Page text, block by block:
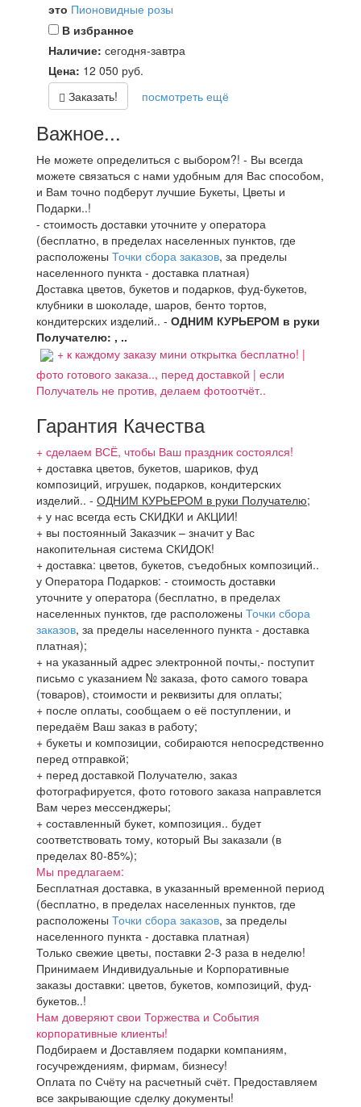
это Пионовидные розы
В избранное
Наличие: сегодня-завтра
Цена: 12 050 руб.
Заказать!
посмотреть ещё
Важное...
Не можете определиться с выбором?! - Вы всегда
можете связаться с нами удобным для Вас способом,
и Вам точно подберут лучшие Букеты, Цветы и
Подарки..!
- стоимость доставки уточните у оператора
(бесплатно, в пределах населенных пунктов, где
расположены Точки сбора заказов, за пределы
населенного пункта - доставка платная)
Доставка цветов, букетов и подарков, фуд-букетов,
клубники в шоколаде, шаров, бенто тортов,
кондитерских изделий.. - ОДНИМ КУРЬЕРОМ в руки
Получателю: , ..
+ к каждому заказу мини открытка бесплатно! |
фото готового заказа.., перед доставкой | если
Получатель не против, делаем фотоотчёт..
Гарантия Качества
+ сделаем ВСЁ, чтобы Ваш праздник состоялся!
+ доставка цветов, букетов, шариков, фуд
композиций, игрушек, подарков, кондитерских
изделий.. - ОДНИМ КУРЬЕРОМ в руки Получателю;
+ у нас всегда есть СКИДКИ и АКЦИИ!
+ вы постоянный Заказчик – значит у Вас
накопительная система СКИДОК!
+ доставка: цветов, букетов, съедобных композиций..
у Оператора Подарков: - стоимость доставки
уточните у оператора (бесплатно, в пределах
населенных пунктов, где расположены Точки сбора
заказов, за пределы населенного пункта - доставка
платная);
+ на указанный адрес электронной почты,- поступит
письмо с указанием № заказа, фото самого товара
(товаров), стоимости и реквизиты для оплаты;
+ после оплаты, сообщаем о её поступлении, и
передаём Ваш заказ в работу;
+ букеты и композиции, собираются непосредственно
перед отправкой;
+ перед доставкой Получателю, заказ
фотографируется, фото готового заказа направлется
Вам через мессенджеры;
+ составленный букет, композиция.. будет
соответствовать тому, который Вы заказали (в
пределах 80-85%);
Мы предлагаем:
Бесплатная доставка, в указанный временной период
(бесплатно, в пределах населенных пунктов, где
расположены Точки сбора заказов, за пределы
населенного пункта - доставка платная)
Только свежие цветы, поставки 2-3 раза в неделю!
Принимаем Индивидуальные и Корпоративные
заказы доставки: цветов, букетов, композиций, фуд-
букетов..!
Нам доверяют свои Торжества и События
корпоративные клиенты!
Подбираем и Доставляем подарки компаниям,
госучреждениям, фирмам, бизнесу!
Оплата по Счёту на расчетный счёт. Предоставляем
все закрывающие сделку документы!